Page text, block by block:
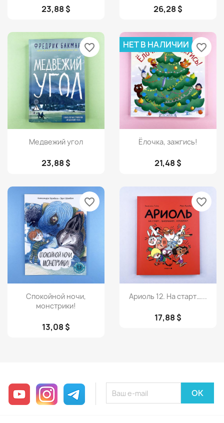
23,88 $ 26,28 $
Просмотр
Медвежий угол
23,88 $
favorite_border
Просмотр
Ёлочка, зажгись!
21,48 $
НЕТ В НАЛИЧИИ favorite_border
Просмотр
Спокойной ночи,
монстрики!
13,08 $
favorite_border
 Просмотр
Ариоль 12. На старт…...
17,88 $
favorite_border
YouTube InstagramTelegram